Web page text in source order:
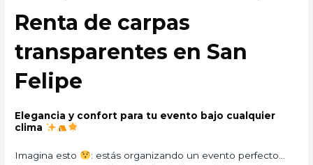
Renta de carpas
transparentes en San
Felipe
Elegancia y confort para tu evento bajo cualquier
clima
Imagina esto
: estás organizando un evento perfecto…